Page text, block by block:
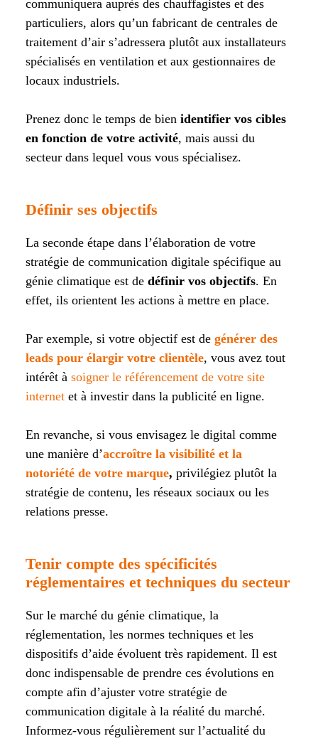
communiquera auprès des chauffagistes et des
particuliers, alors qu’un fabricant de centrales de
traitement d’air s’adressera plutôt aux installateurs
spécialisés en ventilation et aux gestionnaires de
locaux industriels.
Prenez donc le temps de bien identifier vos cibles
en fonction de votre activité, mais aussi du
secteur dans lequel vous vous spécialisez.
Définir ses objectifs
La seconde étape dans l’élaboration de votre
stratégie de communication digitale spécifique au
génie climatique est de définir vos objectifs. En
effet, ils orientent les actions à mettre en place.
Par exemple, si votre objectif est de générer des
leads pour élargir votre clientèle, vous avez tout
intérêt à soigner le référencement de votre site
internetet à investir dans la publicité en ligne.
En revanche, si vous envisagez le digital comme
une manière d’accroître la visibilité et la
notoriété de votre marque, privilégiez plutôt la
stratégie de contenu, les réseaux sociaux ou les
relations presse.
Tenir compte des spécificités
réglementaires et techniques du secteur
Sur le marché du génie climatique, la
réglementation, les normes techniques et les
dispositifs d’aide évoluent très rapidement. Il est
donc indispensable de prendre ces évolutions en
compte afin d’ajuster votre stratégie de
communication digitale à la réalité du marché.
Informez-vous régulièrement sur l’actualité du